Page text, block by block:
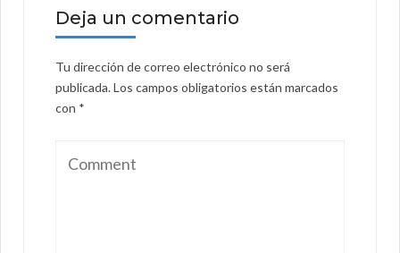
Deja un comentario
Tu dirección de correo electrónico no será
publicada.Los campos obligatorios están marcados
con *